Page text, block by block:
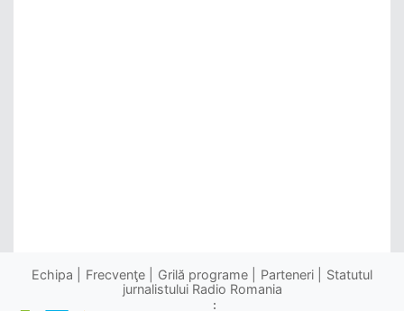
Echipa Frecvenţe Grilă programe Parteneri
Statutul
jurnalistului Radio Romania